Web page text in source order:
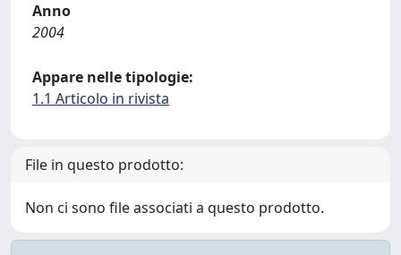
Anno
2004
Appare nelle tipologie:
1.1 Articolo in rivista
File in questo prodotto:
Non ci sono file associati a questo prodotto.